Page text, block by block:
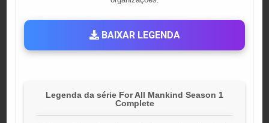
BAIXAR LEGENDA
Legenda da série For All Mankind Season 1
Complete